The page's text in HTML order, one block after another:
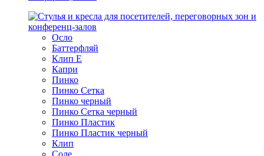
Осло
Баттерфляй
Клип Е
Капри
Пинко
Пинко Сетка
Пинко черный
Пинко Сетка черный
Пинко Пластик
Пинко Пластик черный
Клип
Соле